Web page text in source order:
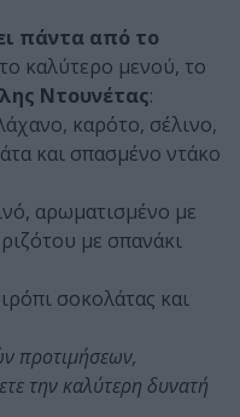
πάντα από το
καλύτερο μενού, το
Ντουνέτας:
καρότο, σέλινο,
και σπασμένο ντάκο
αρωματισμένο με
με σπανάκι
σοκολάτας και
προτιμήσεων,
την καλύτερη δυνατή